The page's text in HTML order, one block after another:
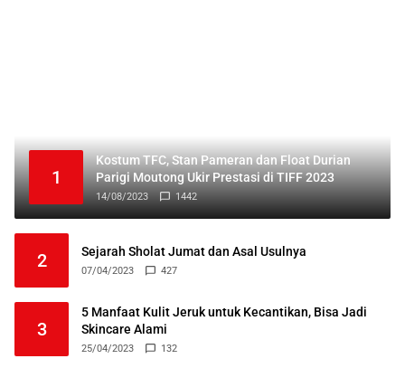
1
Kostum TFC, Stan Pameran dan Float Durian
Parigi Moutong Ukir Prestasi di TIFF 2023
14/08/2023 1442
2 Sejarah Sholat Jumat dan Asal Usulnya
07/04/2023 427
3
5 Manfaat Kulit Jeruk untuk Kecantikan, Bisa Jadi
Skincare Alami
25/04/2023 132